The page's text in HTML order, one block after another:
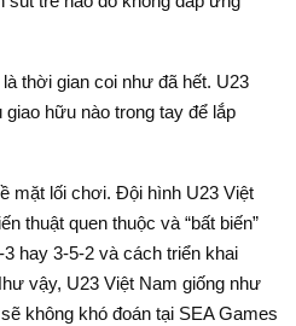
thời gian coi như đã hết. U23
hữu nào trong tay để lắp
mặt lối chơi. Đội hình U23 Việt
thuật quen thuộc và “bất biến”
hay 3-5-2 và cách triển khai
vậy, U23 Việt Nam giống như
không khó đoán tại SEA Games